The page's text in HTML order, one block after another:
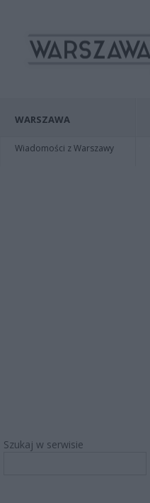
WARSZAWA
Wiadomości z Warszawy
Szukaj w serwisie